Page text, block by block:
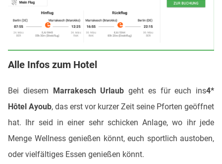
Alle Infos zum Hotel
Bei diesem Marrakesch Urlaub geht es für euch ins4*
Hôtel Ayoub, das erst vor kurzer Zeit seine Pforten geöffnet
hat. Ihr seid in einer sehr schicken Anlage, wo ihr jede
Menge Wellness genießen könnt, euch sportlich austoben,
oder vielfältiges Essen genießen könnt.